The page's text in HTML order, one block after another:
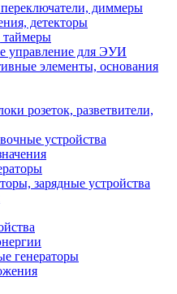
диммеры
детекторы
таймеры
управление для ЭУИ
элементы, основания
розеток, разветвители,
устройства
зарядные устройства
генераторы